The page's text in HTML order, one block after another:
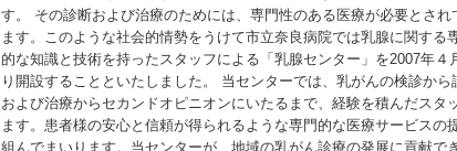
す。 その診断および治療のためには、専門性のある医療が必要とされ
ます。このような社会的情勢をうけて市立奈良病院では乳腺に関する
的な知識と技術を持ったスタッフによる「乳腺センター」を2007年４
り開設することといたしました。 当センターでは、乳がんの検診から
および治療からセカンドオピニオンにいたるまで、経験を積んだスタ
ます。患者様の安心と信頼が得られるような専門的な医療サービスの
組んでまいります。当センターが、地域の乳がん診療の発展に貢献で